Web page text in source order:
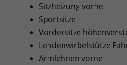
Sitzheizung vorne
Sportsitze
Vordersitze
Lendenwirbelstütze
Armlehnen vorne